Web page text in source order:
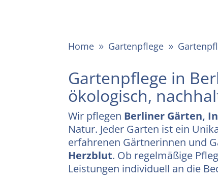
Home 9 Gartenpflege 9
Gartenpflege in
ökologisch,
Wir pflegen Berliner Gärten,
Natur. Jeder Garten ist ein
erfahrenen Gärtnerinnen und
Herzblut. Ob regelmäßige
Leistungen individuell an die